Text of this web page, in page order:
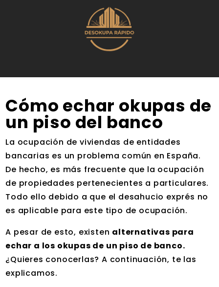
Cómo echar okupas de
un piso del banco
La ocupación de viviendas de entidades
bancarias es un problema común en España.
De hecho, es más frecuente que la ocupación
de propiedades pertenecientes a particulares.
Todo ello debido a que el desahucio exprés no
es aplicable para este tipo de ocupación.
A pesar de esto, existen alternativas para
echar a los okupas de un piso de banco.
¿Quieres conocerlas? A continuación, te las
explicamos.